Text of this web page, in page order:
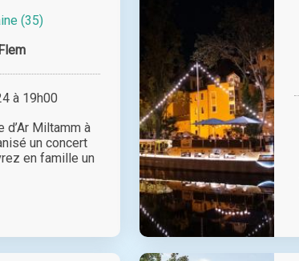
(35)
à 19h00
Miltamm à
un concert
en famille un